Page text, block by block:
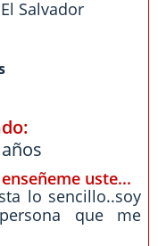
El Salvador
uste...
lo sencillo..soy
que me